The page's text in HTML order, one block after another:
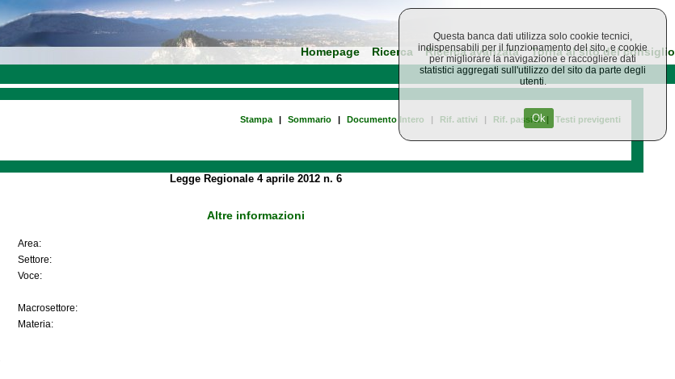
Homepage Ricerca Ricerca avanzata Torna al sito del consiglio
Stampa | Sommario | Documento Intero | Rif. attivi | Rif. passivi | Testi previgenti
Legge Regionale 4 aprile 2012 n. 6
Altre informazioni
Area:
Settore:
Voce:
Macrosettore:
Materia:
Questa banca dati utilizza solo cookie tecnici,
indispensabili per il funzionamento del sito, e cookie
per migliorare la navigazione e raccogliere dati
statistici aggregati sull'utilizzo del sito da parte degli
utenti.
Ok